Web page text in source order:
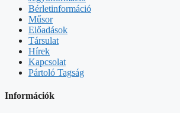
Bérletinformáció
Műsor
Előadások
Társulat
Hírek
Kapcsolat
Pártoló Tagság
Információk